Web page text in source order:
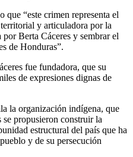
“este crimen representa el
y articuladora por la
Berta Cáceres y sembrar el
de Honduras”.
fue fundadora, que su
de expresiones dignas de
la organización indígena, que
propusieron construir la
estructural del país que ha
y de su persecución